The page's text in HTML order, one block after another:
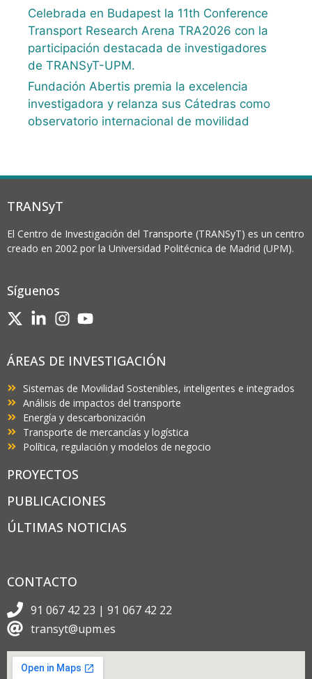
Celebrada en Budapest la 11th Conference
Transport Research Arena TRA2026 con la
participación destacada de investigadores
de TRANSyT-UPM.
Fundación Abertis premia la excelencia
investigadora y relanza sus Cátedras como
observatorio internacional de movilidad
TRANSyT
El Centro de Investigación del Transporte (TRANSyT) es un centro
creado en 2002 por la Universidad Politécnica de Madrid (UPM).
Síguenos
ÁREAS DE INVESTIGACIÓN
Sistemas de Movilidad Sostenibles, inteligentes e integrados
Análisis de impactos del transporte
Energía y descarbonización
Transporte de mercancías y logística
Política, regulación y modelos de negocio
PROYECTOS
PUBLICACIONES
ÚLTIMAS NOTICIAS
CONTACTO
91 067 42 23 | 91 067 42 22
transyt@upm.es